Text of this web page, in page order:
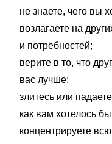
не знаете, чего вы
возлагаете на
и потребностей;
верите в то, что
вас лучше;
злитесь или
как вам хотелось
концентрируете